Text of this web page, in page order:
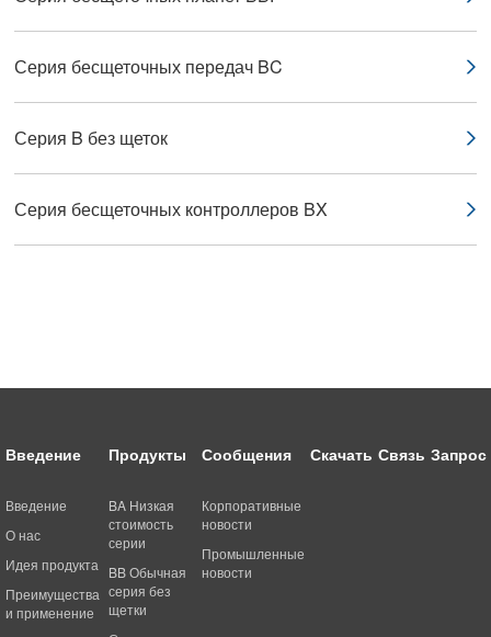
Серия бесщеточных передач BC
Серия B без щеток
Серия бесщеточных контроллеров BX
Введение
Введение
О нас
Идея продукта
Преимущества
и применение
Продукты
BA Низкая
стоимость
серии
BB Обычная
серия без
щетки
Сообщения
Корпоративные
новости
Промышленные
новости
Скачать Связь Запрос